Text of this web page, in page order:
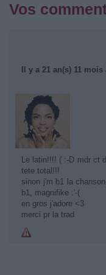
Vos
Il y a 21 an(s) 11 mois
Le latin!!!! ( :-D mdr ct
tete total!!!
sinon j'm b1 la
b1, magnifike :'-(
en gros j'adore <3
merci pr la trad